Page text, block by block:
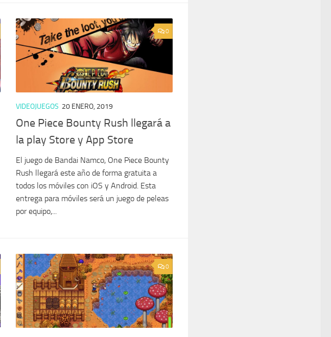
0
VIDEOJUEGOS 20 ENERO, 2019
One Piece Bounty Rush llegará a
la play Store y App Store
El juego de Bandai Namco, One Piece Bounty
Rush llegará este año de forma gratuita a
todos los móviles con iOS y Android. Esta
entrega para móviles será un juego de peleas
por equipo,...
0